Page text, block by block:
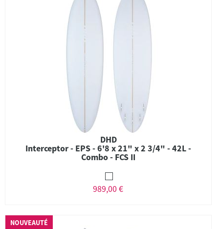
DHD
Interceptor - EPS - 6'8 x 21" x 2 3/4" - 42L -
Combo - FCS II
989,00 €
NOUVEAUTÉ